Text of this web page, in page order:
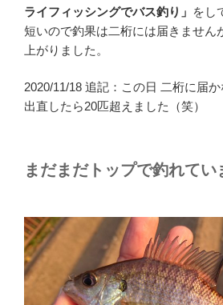
ライフィッシングでバス釣り」 をし
短いので釣果は二桁には届きません
上がりました。
2020/11/18 追記：この日 二桁に届
出直したら20匹超えました（笑）
まだまだトップで釣れてい